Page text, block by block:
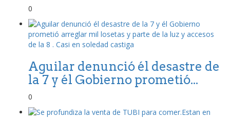
0
Aguilar denunció él desastre de
la 7 y él Gobierno prometió...
0